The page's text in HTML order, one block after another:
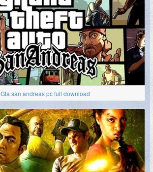
Gta san andreas pc full download